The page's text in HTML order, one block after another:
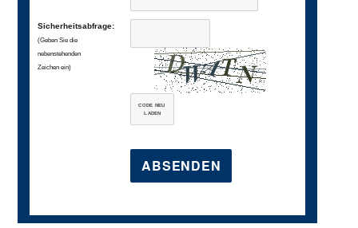
Sicherheitsabfrage:
(Geben Sie die
nebenstehenden
Zeichen ein)
CODE NEU
LADEN